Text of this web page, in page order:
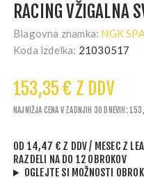
RACING VŽIGALNA
Blagovna znamka: NGK
Koda izdelka: 21030517
153,35 € Z DDV
NAJNIŽJA CENA V ZADNJIH 30 DNEVIH:
OD 14,47 € Z DDV/ MESEC Z
RAZDELI NA DO 12 OBROKOV
OGLEJTE SI MOŽNOSTI